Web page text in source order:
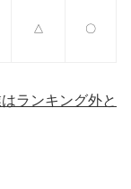
△ 〇
ランキング外と